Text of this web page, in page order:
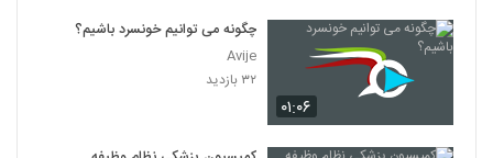
۰۱:۰۶
چگونه می توانیم خونسرد باشیم؟
Avije
۳۲ بازدید